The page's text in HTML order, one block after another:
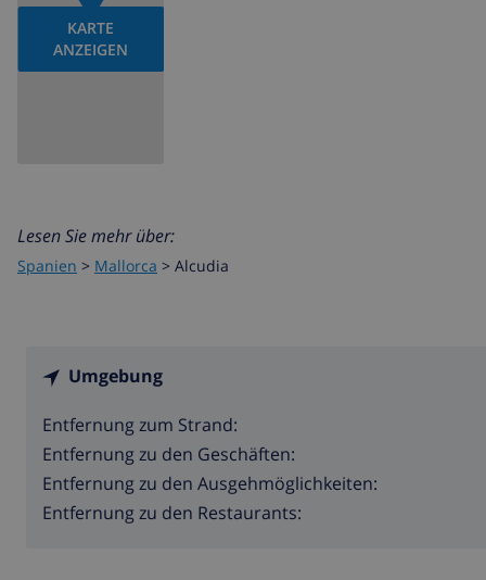
KARTE
ANZEIGEN
Lesen Sie mehr über:
Spanien > Mallorca > Alcudia
Umgebung
Entfernung zum Strand:
Entfernung zu den Geschäften:
Entfernung zu den Ausgehmöglichkeiten:
Entfernung zu den Restaurants: